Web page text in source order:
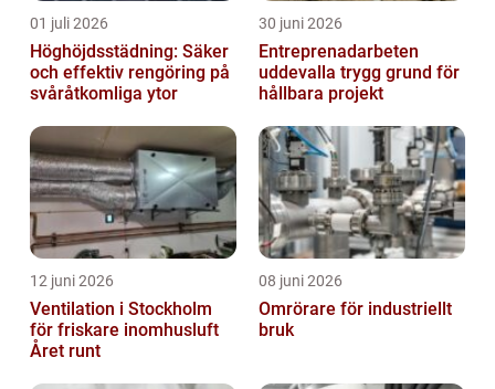
01 juli 2026
Höghöjdsstädning: Säker
och effektiv rengöring på
svåråtkomliga ytor
30 juni 2026
Entreprenadarbeten
uddevalla trygg grund för
hållbara projekt
12 juni 2026
Ventilation i Stockholm
för friskare inomhusluft
Året runt
08 juni 2026
Omrörare för industriellt
bruk